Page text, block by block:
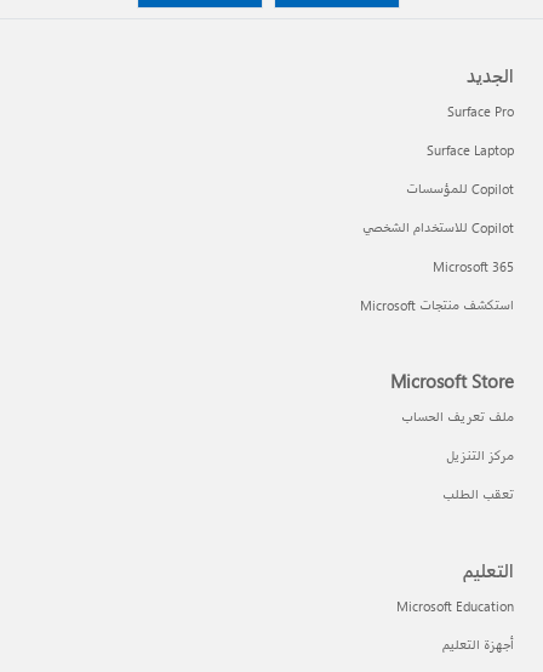
الجديد
Surface Pro
Surface Laptop
Copilot للمؤسسات
Copilot للاستخدام الشخصي
Microsoft 365
استكشف منتجات Microsoft
Microsoft Store
ملف تعريف الحساب
مركز التنزيل
تعقب الطلب
التعليم
Microsoft Education
أجهزة التعليم